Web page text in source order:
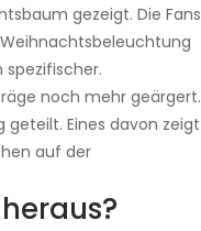
gezeigt. Die Fans
spezifischer.
noch mehr geärgert.
geteilt. Eines davon zeigt
auf der